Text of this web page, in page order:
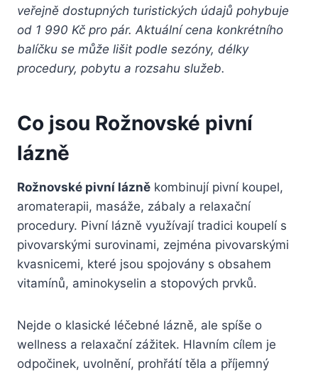
veřejně dostupných turistických údajů pohybuje
od 1 990 Kč pro pár. Aktuální cena konkrétního
balíčku se může lišit podle sezóny, délky
procedury, pobytu a rozsahu služeb.
Co jsou Rožnovské pivní
lázně
Rožnovské pivní lázně kombinují pivní koupel,
aromaterapii, masáže, zábaly a relaxační
procedury. Pivní lázně využívají tradici koupelí s
pivovarskými surovinami, zejména pivovarskými
kvasnicemi, které jsou spojovány s obsahem
vitamínů, aminokyselin a stopových prvků.
Nejde o klasické léčebné lázně, ale spíše o
wellness a relaxační zážitek. Hlavním cílem je
odpočinek, uvolnění, prohřátí těla a příjemný